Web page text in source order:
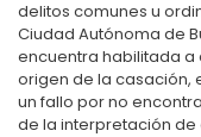
delitos comunes u
Ciudad Autónoma de
encuentra habilitada a
origen de la casación,
un fallo por no
de la interpretación de